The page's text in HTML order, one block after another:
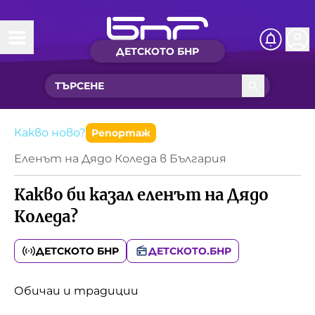
ДЕТСКОТО БНР
Начало
Какво ново?
Рубрики с вълшебства
Детско радио
Чуйте
Новините на детски език
Приказки
Песнички
Искри
Интересен архив
Какво ново? Репортаж
Еленът на Дядо Коледа в България
Какво би казал еленът на Дядо
Коледа?
ДЕТСКОТО БНР ДЕТСКОТО.БНР
Обичаи и традиции